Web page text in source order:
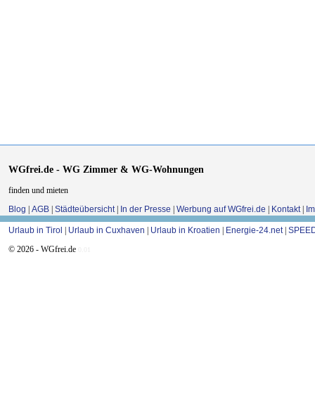
WGfrei.de - WG Zimmer & WG-Wohnungen
finden und mieten
Blog | AGB | Städteübersicht | In der Presse | Werbung auf WGfrei.de | Kontakt |
Urlaub in Tirol | Urlaub in Cuxhaven | Urlaub in Kroatien | Energie-24.net|
© 2026 - WGfrei.de